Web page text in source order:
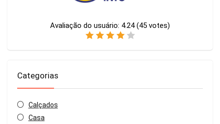
Avaliação do usuário: 4.24 (45 votes)
Categorias
Calçados
Casa